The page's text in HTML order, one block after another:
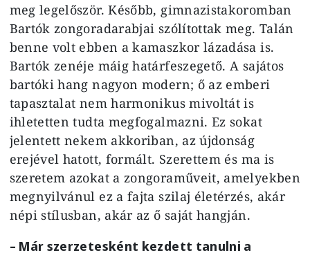
meg legelőször. Később, gimnazistakoromban
Bartók zongoradarabjai szólítottak meg. Talán
benne volt ebben a kamaszkor lázadása is.
Bartók zenéje máig határfeszegető. A sajátos
bartóki hang nagyon modern; ő az emberi
tapasztalat nem harmonikus mivoltát is
ihletetten tudta megfogalmazni. Ez sokat
jelentett nekem akkoriban, az újdonság
erejével hatott, formált. Szerettem és ma is
szeretem azokat a zongoraműveit, amelyekben
megnyilvánul ez a fajta szilaj életérzés, akár
népi stílusban, akár az ő saját hangján.
– Már szerzetesként kezdett tanulni a